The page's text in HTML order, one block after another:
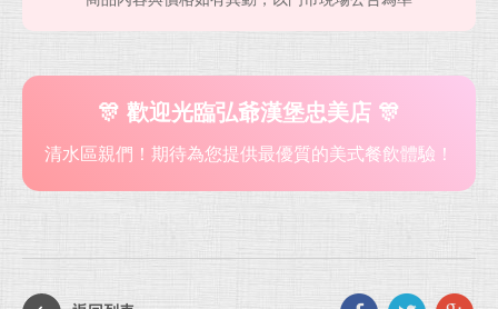
🎊 歡迎光臨弘爺漢堡忠美店 🎊
清水區親們！期待為您提供最優質的美式餐飲體驗！